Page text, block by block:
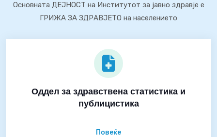
Основната ДЕЈНОСТ на Институтот за јавно здравје е
ГРИЖА ЗА ЗДРАВЈЕТО на населението
Оддел за здравствена статистика и
публицистика
Повеќе